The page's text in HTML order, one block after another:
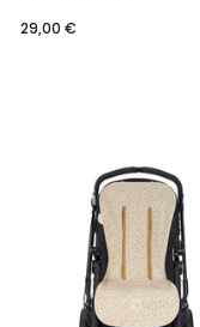
29,00 €